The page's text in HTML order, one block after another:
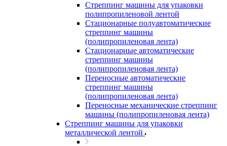
Стреппинг машины для упаковки
полипропиленовой лентой
Стационарные полуавтоматические
стреппинг машины
(полипропиленовая лента)
Стационарные автоматические
стреппинг машины
(полипропиленовая лента)
Переносные автоматические
стреппинг машины
(полипропиленовая лента)
Переносные механические стреппинг
машины (полипропиленовая лента)
Стреппинг машины для упаковки
металлической лентой